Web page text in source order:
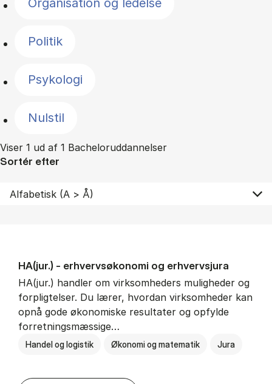
Organisation og ledelse
Politik
Psykologi
Nulstil
Viser 1 ud af 1 Bacheloruddannelser
Sortér efter
HA(jur.) - erhvervs­økonomi og erhvervs­jura
HA(jur.) handler om virksomheders muligheder og
forpligtelser. Du lærer, hvordan virksomheder kan
opnå gode økonomiske resultater og opfylde
forretningsmæssige…
Handel og logistik Økonomi og matematik Jura